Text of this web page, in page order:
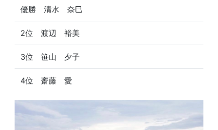
優勝 清水 奈巳
2位 渡辺 裕美
3位 笹山 夕子
4位 齋藤 愛